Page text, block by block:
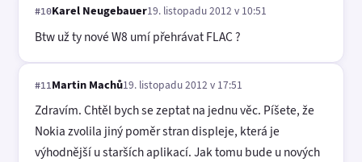
#10Karel Neugebauer19. listopadu 2012 v 10:51
Btw už ty nové W8 umí přehrávat FLAC ?
#11 Martin Machů19. listopadu 2012 v 17:51
Zdravím. Chtěl bych se zeptat na jednu věc. Píšete, že
Nokia zvolila jiný poměr stran displeje, která je
výhodnější u starších aplikací. Jak tomu bude u nových